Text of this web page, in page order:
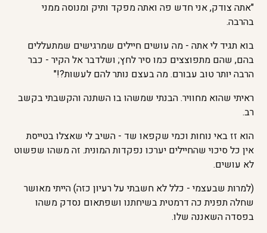
"אתה צודק, אני חדש פה ואתה מפקד ותיק ומנוסה ממני
בהרבה.
בוא תגיד לי אתה - מה עושים חיילים שמרגישים שמתעללים
בהם, שהם מתפוצצים כמו סיר לחץ; ושלדבר אל הקיר - כבר
הרבה יותר טוב עבורם. מה בעצם נותר להם לעשות?!"
ראיתי שהוא מחוויר. הבנתי שמשהו בו השתנה והקשבתי בקשב
רב.
הוא זז באי נוחות וכמי שקפאו שד - השיב לי שאצלו בטייסת
אין כל סיכוי שהחיילים יערכו נפקדות המונית. זה משהו שפשוט
לא עושים.
(למרות שבעצמי - כלל לא חשבתי על רעיון כזה) הייתי מאושר
שחלה תפנית כה דרמטית בשיחתנו ושפתאום נסדק משהו
בפסדה השאננה שלו.